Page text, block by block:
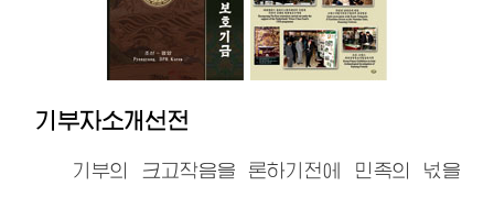
기부자소개선전
기부의 크고작음을 론하기전에 민족의 넋을